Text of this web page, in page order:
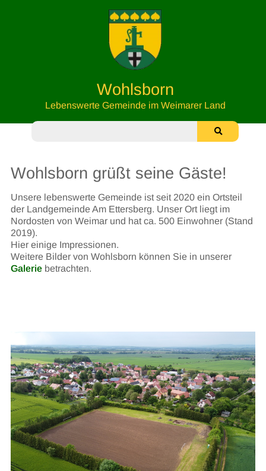
Wohlsborn
Lebenswerte Gemeinde im Weimarer Land
Wohlsborn grüßt seine Gäste!
Unsere lebenswerte Gemeinde ist seit 2020 ein Ortsteil
der Landgemeinde Am Ettersberg. Unser Ort liegt im
Nordosten von Weimar und hat ca. 500 Einwohner (Stand
2019).
Hier einige Impressionen.
Weitere Bilder von Wohlsborn können Sie in unserer
Galeriebetrachten.